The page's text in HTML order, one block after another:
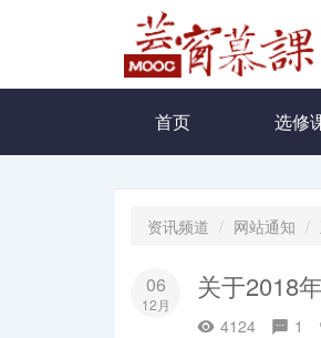
首页 选修
资讯频道 网站通知
06
12月
关于2018
4124 1